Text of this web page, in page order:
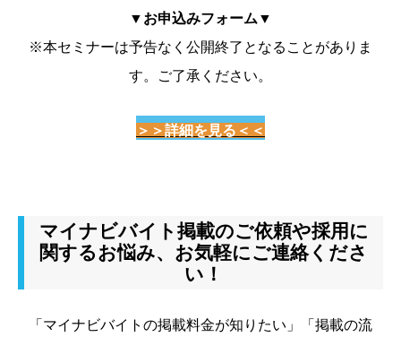
▼お申込みフォーム▼
※本セミナーは予告なく公開終了となることがありま
す。ご了承ください。
＞＞詳細を見る ＜＜
マイナビバイト掲載のご依頼や採用に
関するお悩み、お気軽にご連絡くださ
い！
「マイナビバイトの掲載料金が知りたい」「掲載の流